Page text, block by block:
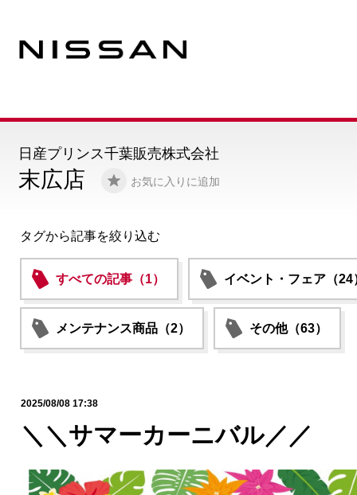
末広店 お気に入りに追加
日産プリンス千葉販売株式会社
タグから記事を絞り込む
すべての記事（1） イベント・フェア（24
メンテナンス商品（2） その他（63）
2025/08/08 17:38
＼＼サマーカーニバル／／